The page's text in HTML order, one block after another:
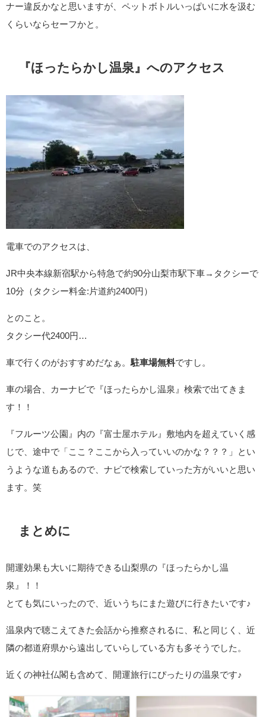
ナー違反かなと思いますが、ペットボトルいっぱいに水を汲む
くらいならセーフかと。
『ほったらかし温泉』へのアクセス
電車でのアクセスは、
JR中央本線新宿駅から特急で約90分山梨市駅下車→タクシーで
10分（タクシー料金:片道約2400円）
とのこと。
タクシー代2400円…
車で行くのがおすすめだなぁ。 駐車場無料ですし。
車の場合、カーナビで『ほったらかし温泉』検索で出てきま
す！！
『フルーツ公園』内の『富士屋ホテル』敷地内を超えていく感
じで、途中で「ここ？ここから入っていいのかな？？？」とい
うような道もあるので、ナビで検索していった方がいいと思い
ます。笑
まとめに
開運効果も大いに期待できる山梨県の『ほったらかし温
泉』！！
とても気にいったので、近いうちにまた遊びに行きたいです♪
温泉内で聴こえてきた会話から推察されるに、私と同じく、近
隣の都道府県から遠出していらしている方も多そうでした。
近くの神社仏閣も含めて、開運旅行にぴったりの温泉です♪